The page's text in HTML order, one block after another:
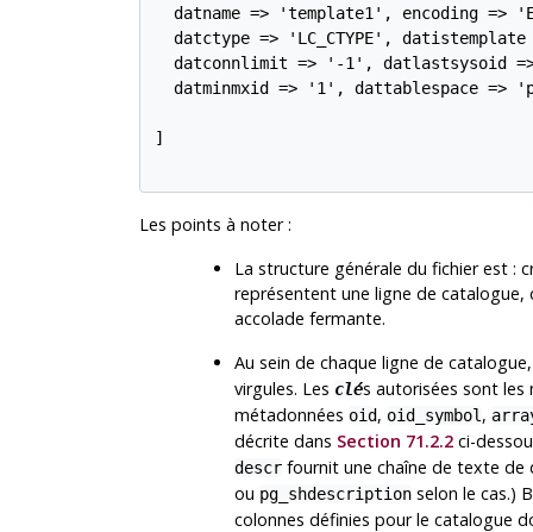
datname => 'template1', encoding =>
datctype => 'LC_CTYPE',
datconnlimit => '-1', datlastsysoid
datminmxid => '1', dattablespace =>
]
Les points à noter :
La structure générale du fichier est :
représentent une ligne de
accolade fermante.
Au sein de chaque ligne de
virgules. Les clés autorisées sont les
métadonnées oid, oid_symbol ,
décrite dans Section 71.2.2ci-
descrfournit une chaîne de texte de
ou pg_shdescriptionselon le cas.)
colonnes définies pour le catalogue